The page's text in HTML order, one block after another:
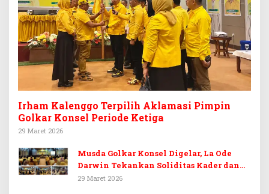
Irham Kalenggo Terpilih Aklamasi Pimpin
Golkar Konsel Periode Ketiga
29 Maret 2026
Musda Golkar Konsel Digelar, La Ode
Darwin Tekankan Soliditas Kader dan
Target 14 Kursi DPRD Konawe Selatan
29 Maret 2026